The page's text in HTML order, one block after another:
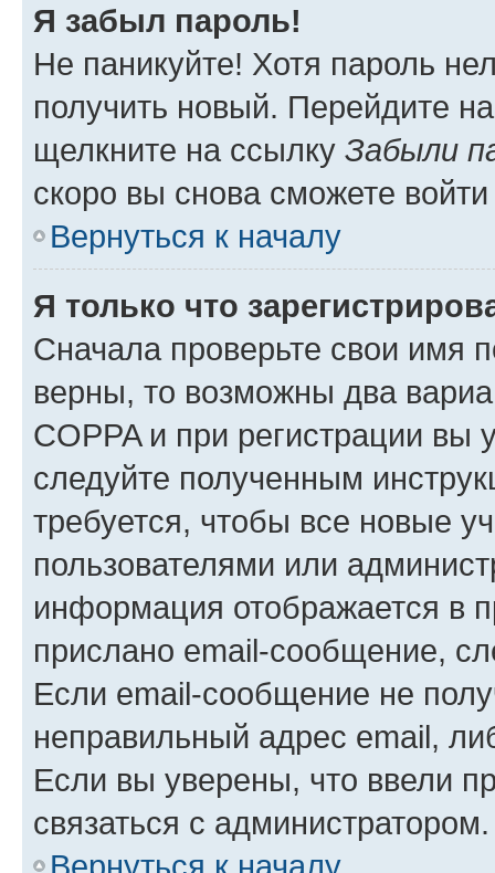
Я забыл пароль!
Не паникуйте! Хотя пароль
получить новый. Перейдите
щелкните на ссылку Забыли
скоро вы снова сможете
Вернуться к началу
Я только что
Сначала проверьте свои имя
верны, то возможны два
COPPA и при регистрации вы
следуйте полученным
требуется, чтобы все новые
пользователями или
информация отображается в
прислано email-сообщение,
Если email-сообщение не
неправильный адрес email,
Если вы уверены, что ввели
связаться с администратором.
Вернуться к началу